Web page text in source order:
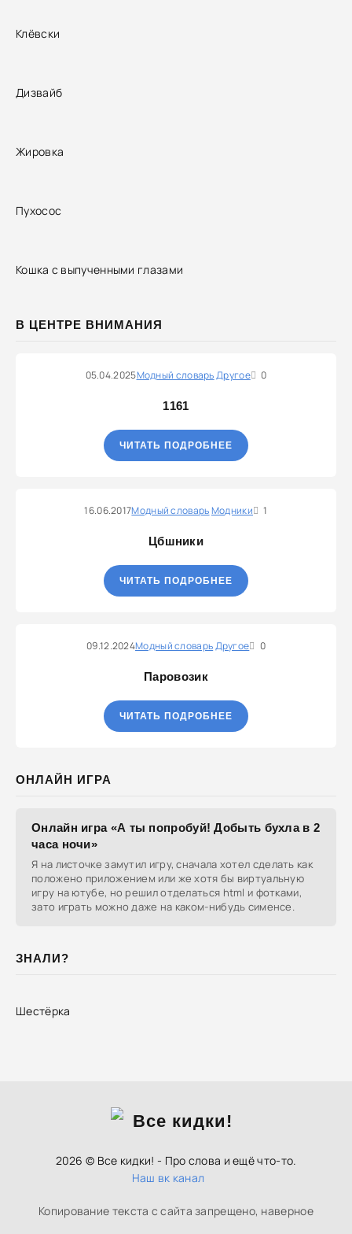
Клёвски
Дизвайб
Жировка
Пухосос
Кошка с выпученными глазами
В ЦЕНТРЕ ВНИМАНИЯ
05.04.2025Модный словарьДругое 0
1161
ЧИТАТЬ ПОДРОБНЕЕ
16.06.2017Модный словарьМодники 1
Цбшники
ЧИТАТЬ ПОДРОБНЕЕ
09.12.2024Модный словарьДругое 0
Паровозик
ЧИТАТЬ ПОДРОБНЕЕ
ОНЛАЙН ИГРА
Онлайн игра «А ты попробуй! Добыть бухла в 2
часа ночи»
Я на листочке замутил игру, сначала хотел сделать как
положено приложением или же хотя бы виртуальную
игру на ютубе, но решил отделаться html и фотками,
зато играть можно даже на каком-нибудь сименсе.
ЗНАЛИ?
Шестёрка
2026 © Все кидки! - Про слова и ещё что-то.
Наш вк канал
Копирование текста с сайта запрещено, наверное